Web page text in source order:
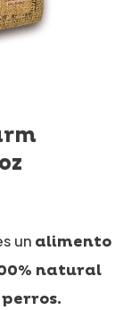
un alimento
natural
perros.